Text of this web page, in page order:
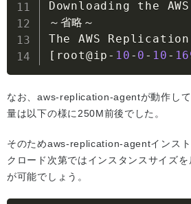
Downloading the
～省略～
The AWS
[ root@ip - 10 - 0 - 10 -
なお、aws-replication-agentが動作し
量は以下の様に250M前後でした。
そのためaws-replication-agentインス
クロード次第ではインスタンスサイズ
が可能でしょう。